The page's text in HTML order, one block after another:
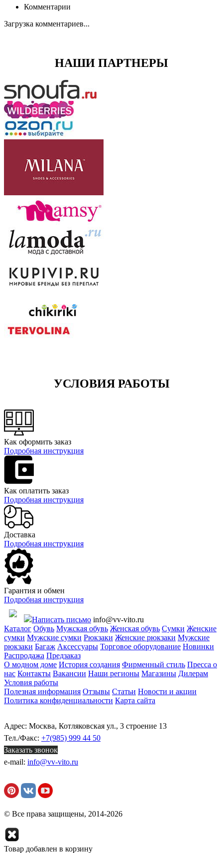
Комментарии
Загрузка комментариев...
НАШИ ПАРТНЕРЫ
УСЛОВИЯ РАБОТЫ
Как оформить заказ
Подробная инструкция
Как оплатить заказ
Подробная инструкция
Доставка
Подробная инструкция
Гарантия и обмен
Подробная инструкция
Написать письмо info@vv-vito.ru
Каталог Обувь Мужская обувь Женская обувь Сумки Женские
сумки Мужские сумки Рюкзаки Женские рюкзаки Мужские
рюкзаки Багаж Аксессуары Торговое оборудование Новинки
Распродажа Предзаказ
О модном доме История создания Фирменный стиль Пресса о
нас Контакты Вакансии Наши регионы Магазины Дилерам
Условия работы
Полезная информация Отзывы Статьи Новости и акции
Политика конфиденциальности Карта сайта
Адрес: Москва, Котляковская ул., 3 строение 13
Тел./Факс: +7(985) 999 44 50
Заказать звонок
e-mail: info@vv-vito.ru
© Все права защищены, 2014-2026
Товар добавлен в корзину